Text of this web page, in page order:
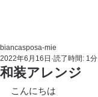
和装アレンジ
biancasposa-mie
2022年6月16日 読了時間: 1分
こんにちは